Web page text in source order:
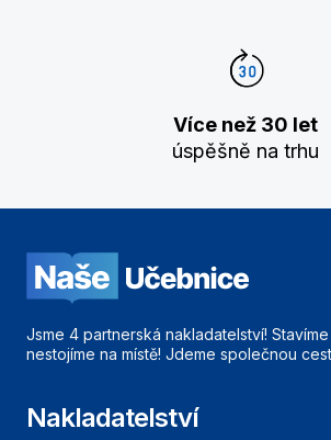
Více než 30 let
úspěšně na trhu
Jsme 4 partnerská nakladatelství! Stavíme
nestojíme na místě! Jdeme společnou
Nakladatelství